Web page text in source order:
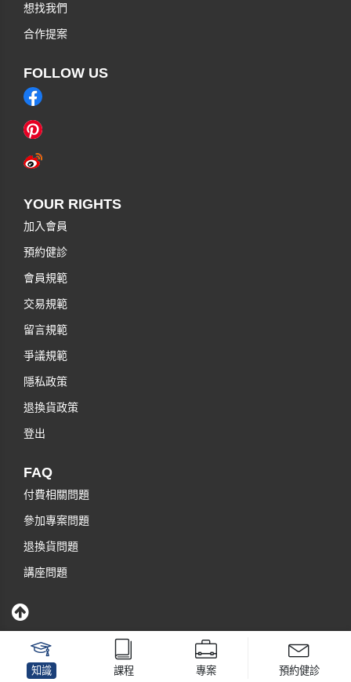
想找我們
合作提案
FOLLOW US
YOUR RIGHTS
加入會員
預約健診
會員規範
交易規範
留言規範
爭議規範
隱私政策
退換貨政策
登出
FAQ
付費相關問題
參加專案問題
退換貨問題
講座問題
知識 課程 專案 預約健診